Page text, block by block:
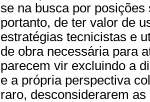
se na busca por
portanto, de ter valor de
estratégias tecnicistas e
de obra necessária para
parecem vir excluindo a
e a própria perspectiva
raro, desconsiderarem